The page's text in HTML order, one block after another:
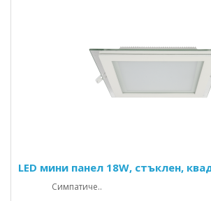
LED мини панел 18W, стъклен,
Симпатиче..